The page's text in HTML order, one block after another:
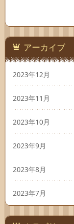
アーカイブ
2023年12月
2023年11月
2023年10月
2023年9月
2023年8月
2023年7月